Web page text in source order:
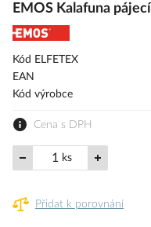
na
galerie
s
EMOS Kalafuna pájecí
Kód ELFETEX
EAN
Kód výrobce
Cena s DPH
ks
Přidat k porovnání